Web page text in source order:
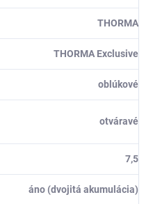
THORMA
THORMA Exclusive
oblúkové
otváravé
7,5
áno (dvojitá akumulácia)